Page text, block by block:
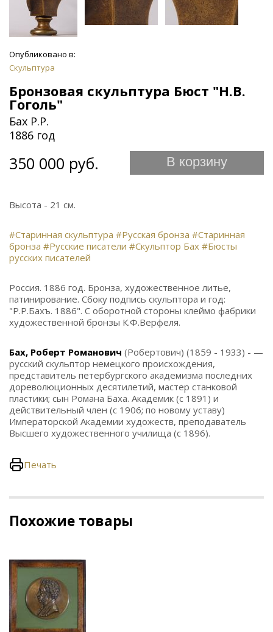
Опубликовано в:
Скульптура
Бронзовая скульптура Бюст "Н.В.
Гоголь"
Бах Р.Р.
1886 год
350 000 руб. В корзину
Высота - 21 см.
#Старинная скульптура #Русская бронза #Старинная
бронза #Русские писатели #Скульптор Бах #Бюсты
русских писателей
Россия. 1886 год. Бронза, художественное литье,
патинирование. Сбоку подпись скульптора и год:
"Р.Р.Бахъ. 1886". С оборотной стороны клеймо фабрики
художественной бронзы К.Ф.Верфеля.
Бах, Роберт Романович (Робертович) (1859 - 1933) - —
русский скульптор немецкого происхождения,
представитель петербургского академизма последних
дореволюционных десятилетий, мастер станковой
пластики; сын Романа Баха. Академик (с 1891) и
действительный член (с 1906; по новому уставу)
Императорской Академии художеств, преподаватель
Высшего художественного училища (с 1896).
Печать
Похожие товары